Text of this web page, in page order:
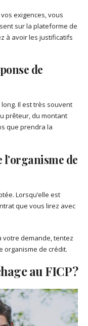
exigences, vous
sur la plateforme de
à avoir les justificatifs
de
Il est très souvent
prêteur, du montant
que prendra la
l’organisme de
Lorsqu’elle est
que vous lirez avec
votre demande, tentez
organisme de crédit.
au FICP ?